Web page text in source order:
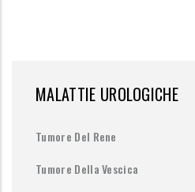
MALATTIE UROLOGICHE
Tumore Del Rene
Tumore Della Vescica